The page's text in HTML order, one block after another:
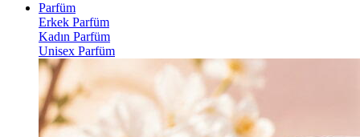
Parfüm
Erkek Parfüm
Kadın Parfüm
Unisex Parfüm